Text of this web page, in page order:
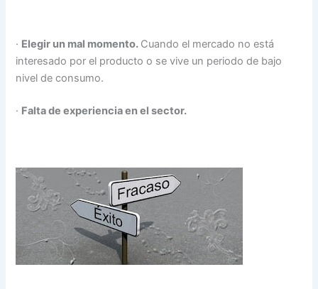
· Elegir un mal momento. Cuando el mercado no está
interesado por el producto o se vive un periodo de bajo
nivel de consumo.
· Falta de experiencia en el sector.